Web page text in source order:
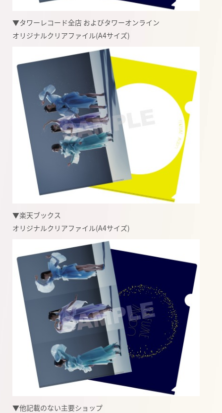
▼タワーレコード全店 およびタワーオンライン
オリジナルクリアファイル(A4サイズ)
▼楽天ブックス
オリジナルクリアファイル(A4サイズ)
▼他記載のない主要ショップ